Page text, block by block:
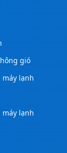
gió
máy lạnh
lạnh